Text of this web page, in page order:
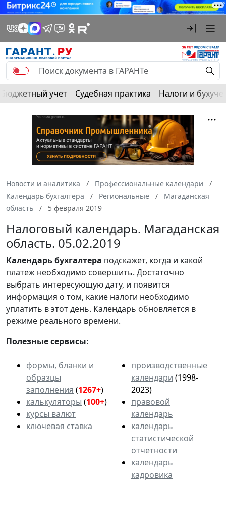
Бюджетный учет Судебная практика Налоги и
Новости и аналитика
Профессиональные календари
Календарь бухгалтера
Региональные
Магаданская
область
5 февраля 2019
Налоговый календарь. Магаданская
область. 05.02.2019
Календарьбухгалтера подскажет, когда и какой
платеж необходимо совершить. Достаточно
выбрать интересующую дату, и появится
информация о том, какие налоги необходимо
уплатить в этот день. Календарь обновляется в
режиме реального времени.
Полезные сервисы:
формы, бланки и
образцы
заполнения (1267+)
калькуляторы (100+)
курсы валют
ключевая ставка
производственные
календари (1998-
2023)
правовой
календарь
календарь
статистической
отчетности
календарь
кадровика